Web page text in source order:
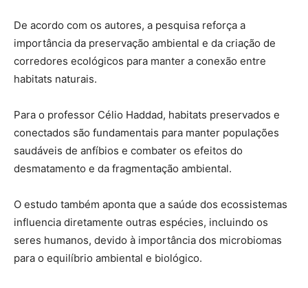
De acordo com os autores, a pesquisa reforça a
importância da preservação ambiental e da criação de
corredores ecológicos para manter a conexão entre
habitats naturais.
Para o professor Célio Haddad, habitats preservados e
conectados são fundamentais para manter populações
saudáveis de anfíbios e combater os efeitos do
desmatamento e da fragmentação ambiental.
O estudo também aponta que a saúde dos ecossistemas
influencia diretamente outras espécies, incluindo os
seres humanos, devido à importância dos microbiomas
para o equilíbrio ambiental e biológico.